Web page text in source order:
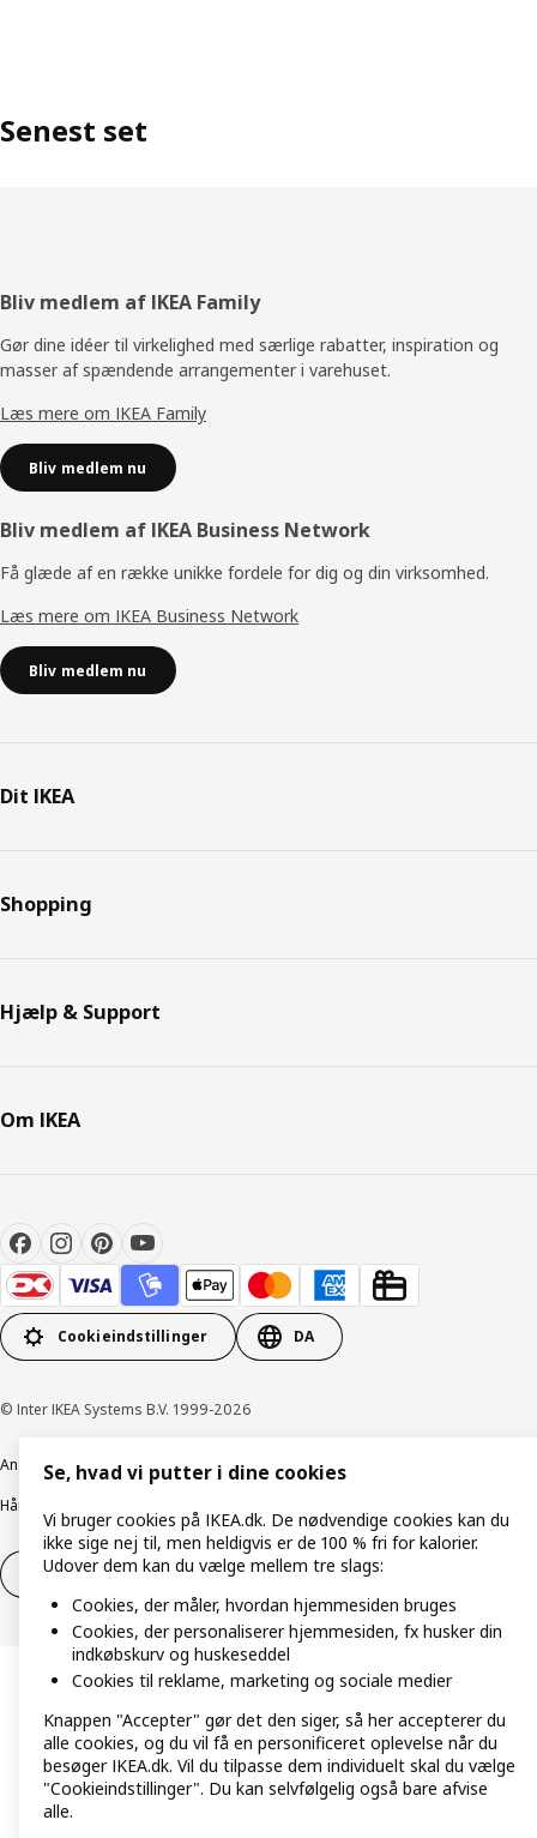
Senest set
Footer
Bliv medlem af IKEA Family
Gør dine idéer til virkelighed med særlige rabatter, inspiration og
masser af spændende arrangementer i varehuset.
Læs mere om IKEA Family
Bliv medlem nu
Bliv medlem af IKEA Business Network
Få glæde af en række unikke fordele for dig og din virksomhed.
Læs mere om IKEA Business Network
Bliv medlem nu
Dit IKEA
Shopping
Hjælp & Support
Om IKEA
Cookieindstillinger DA
© Inter IKEA Systems B.V. 1999-2026
Ansvarlig rapporteringCookiepolitikDigital tilgængelighed
Håndtering af persondata
Fortryd dit køb Fortryd dit køb af service
Se, hvad vi putter i dine cookies
Vi bruger cookies på IKEA.dk. De nødvendige cookies kan du
ikke sige nej til, men heldigvis er de 100 % fri for kalorier.
Udover dem kan du vælge mellem tre slags:
Cookies, der måler, hvordan hjemmesiden bruges
Cookies, der personaliserer hjemmesiden, fx husker din
indkøbskurv og huskeseddel
Cookies til reklame, marketing og sociale medier
Knappen "Accepter" gør det den siger, så her accepterer du
alle cookies, og du vil få en personificeret oplevelse når du
besøger IKEA.dk. Vil du tilpasse dem individuelt skal du vælge
"Cookieindstillinger". Du kan selvfølgelig også bare afvise
alle.